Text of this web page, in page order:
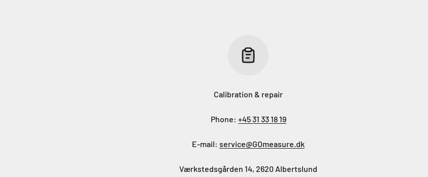
Calibration & repair
Phone: +45 31 33 18 19
E-mail: service@GOmeasure.dk
Værkstedsgården 14, 2620 Albertslund